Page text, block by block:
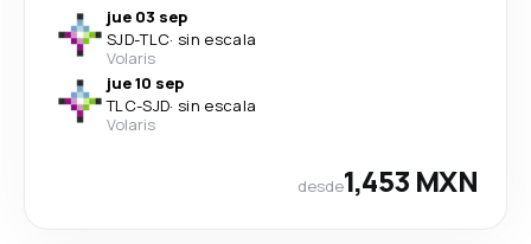
jue 03 sep
SJD-TLC· sin escala
Volaris
jue 10 sep
TLC-SJD· sin escala
Volaris
desde1,453 MXN